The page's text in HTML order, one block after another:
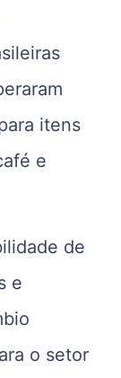
itens
e
de
e
o setor